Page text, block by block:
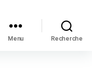
Menu Recherche